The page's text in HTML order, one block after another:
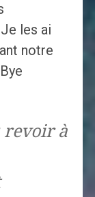
les ai
notre
revoir à